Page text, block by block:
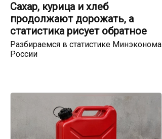
Сахар, курица и хлеб
продолжают дорожать, а
статистика рисует обратное
Разбираемся в статистике Минэконома
России